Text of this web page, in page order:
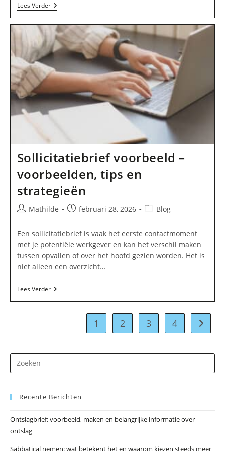
Lees VerderOpen
Sollicitatie:
De
Slimme
Manier
Om
Je
Nieuwe
Baan
Te
Starten
Sollicitatiebrief voorbeeld –
voorbeelden, tips en
strategieën
BerichtMathilde
Bericht
op:
februari 28, 2026 Berichtcategorie:
Blog
Een sollicitatiebrief is vaak het eerste contactmoment
met je potentiële werkgever en kan het verschil maken
tussen opvallen of over het hoofd gezien worden. Het is
niet alleen een overzicht…
Lees VerderSollicitatiebrief
Voorbeeld
Voorbeelden,
1 2 3 4 Naar
op
Recente Berichten
Ontslagbrief: voorbeeld, maken en belangrijke informatie over
ontslag
Sabbatical nemen: wat betekent het en waarom kiezen steeds meer